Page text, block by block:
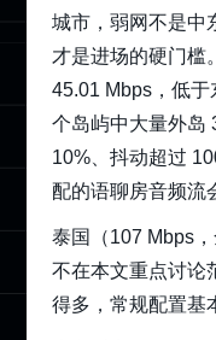
城市，弱网不是中
才是进场的硬门槛
45.01 Mbps，低
个岛屿中大量外岛
10%、抖动超过
配的语聊房音频流
泰国（107 Mbps
不在本文重点讨论
得多，常规配置基